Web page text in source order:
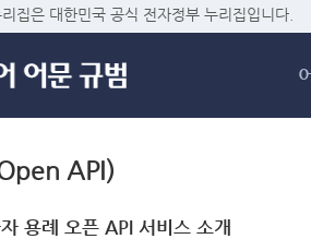
집은 대한민국 공식 전자정부 누리집입니다.
API)
용례 오픈 API 서비스 소개